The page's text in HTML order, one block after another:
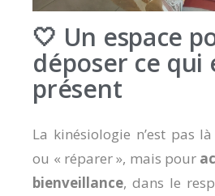
🤍 Un espace
déposer ce qui
présent
La kinésiologie n’est pas
ou « réparer », mais pour
bienveillance, dans le